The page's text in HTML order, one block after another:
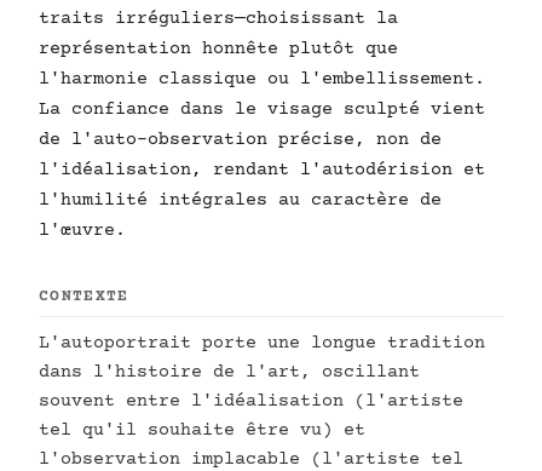
traits irréguliers—choisissant la
représentation honnête plutôt que
l'harmonie classique ou l'embellissement.
La confiance dans le visage sculpté vient
de l'auto-observation précise, non de
l'idéalisation, rendant l'autodérision et
l'humilité intégrales au caractère de
l'œuvre.
CONTEXTE
L'autoportrait porte une longue tradition
dans l'histoire de l'art, oscillant
souvent entre l'idéalisation (l'artiste
tel qu'il souhaite être vu) et
l'observation implacable (l'artiste tel